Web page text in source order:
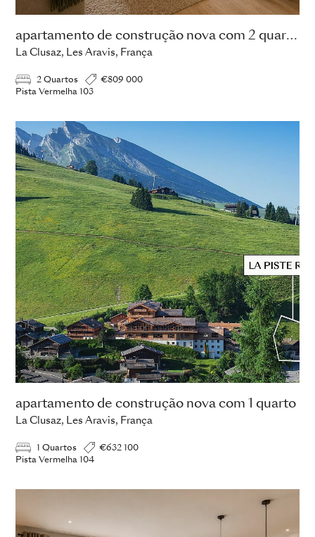
apartamento de construção nova com 2 quartos
La Clusaz, Les Aravis, França
2 Quartos
€809 000
Pista Vermelha 103
apartamento de construção nova com 1 quarto
La Clusaz, Les Aravis, França
1 Quartos
€632 100
Pista Vermelha 104